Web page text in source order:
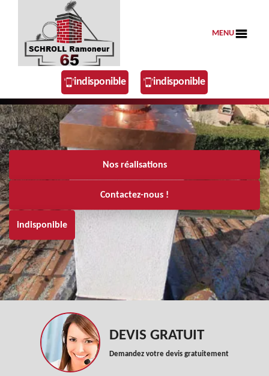
MENU
indisponible indisponible
Nos réalisations
Contactez-nous !
indisponible
DEVIS GRATUIT
Demandez votre devis gratuitement